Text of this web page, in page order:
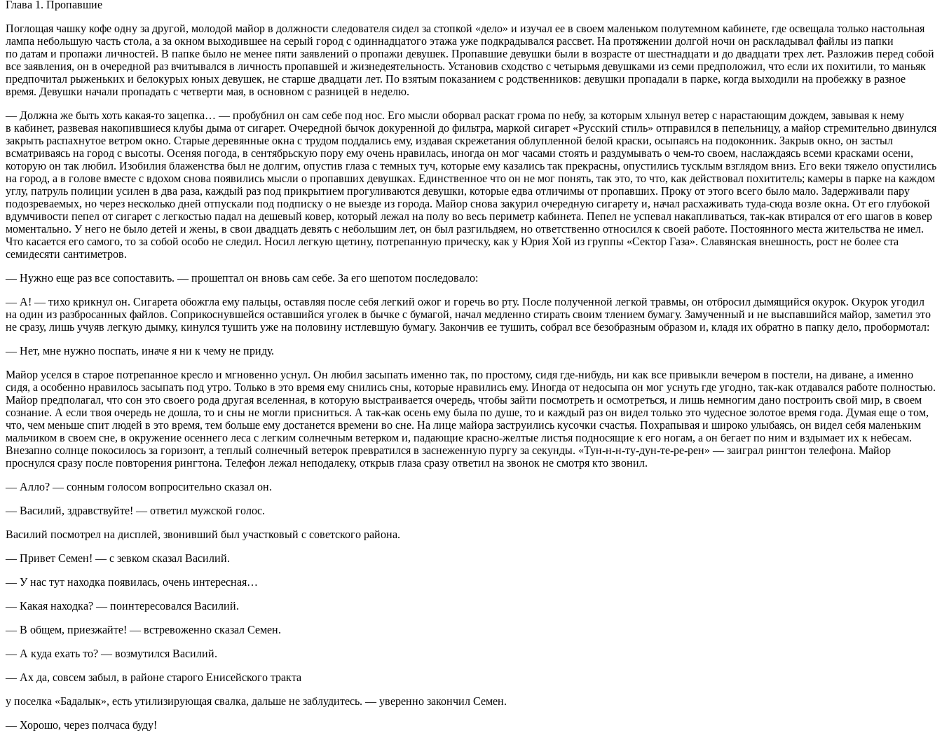
Глава 1. Пропавшие
Поглощая чашку кофе одну за другой, молодой майор в должности следователя сидел за стопкой «дело» и изучал ее в своем маленьком полутемном кабинете, где освещала только настольная
лампа небольшую часть стола, а за окном выходившее на серый город с одиннадцатого этажа уже подкрадывался рассвет. На протяжении долгой ночи он раскладывал файлы из папки
по датам и пропажи личностей. В папке было не менее пяти заявлений о пропажи девушек. Пропавшие девушки были в возрасте от шестнадцати и до двадцати трех лет. Разложив перед собой
все заявления, он в очередной раз вчитывался в личность пропавшей и жизнедеятельность. Установив сходство с четырьмя девушками из семи предположил, что если их похитили, то маньяк
предпочитал рыженьких и белокурых юных девушек, не старше двадцати лет. По взятым показанием с родственников: девушки пропадали в парке, когда выходили на пробежку в разное
время. Девушки начали пропадать с четверти мая, в основном с разницей в неделю.
— Должна же быть хоть какая-то зацепка… — пробубнил он сам себе под нос. Его мысли оборвал раскат грома по небу, за которым хлынул ветер с нарастающим дождем, завывая к нему
в кабинет, развевая накопившиеся клубы дыма от сигарет. Очередной бычок докуренной до фильтра, маркой сигарет «Русский стиль» отправился в пепельницу, а майор стремительно двинулся
закрыть распахнутое ветром окно. Старые деревянные окна с трудом поддались ему, издавая скрежетания облупленной белой краски, осыпаясь на подоконник. Закрыв окно, он застыл
всматриваясь на город с высоты. Осеняя погода, в сентябрьскую пору ему очень нравилась, иногда он мог часами стоять и раздумывать о чем-то своем, наслаждаясь всеми красками осени,
которую он так любил. Изобилия блаженства был не долгим, опустив глаза с темных туч, которые ему казались так прекрасны, опустились тусклым взглядом вниз. Его веки тяжело опустились
на город, а в голове вместе с вдохом снова появились мысли о пропавших девушках. Единственное что он не мог понять, так это, то что, как действовал похититель; камеры в парке на каждом
углу, патруль полиции усилен в два раза, каждый раз под прикрытием прогуливаются девушки, которые едва отличимы от пропавших. Проку от этого всего было мало. Задерживали пару
подозреваемых, но через несколько дней отпускали под подписку о не выезде из города. Майор снова закурил очередную сигарету и, начал расхаживать туда-сюда возле окна. От его глубокой
вдумчивости пепел от сигарет с легкостью падал на дешевый ковер, который лежал на полу во весь периметр кабинета. Пепел не успевал накапливаться, так-как втирался от его шагов в ковер
моментально. У него не было детей и жены, в свои двадцать девять с небольшим лет, он был разгильдяем, но ответственно относился к своей работе. Постоянного места жительства не имел.
Что касается его самого, то за собой особо не следил. Носил легкую щетину, потрепанную прическу, как у Юрия Хой из группы «Сектор Газа». Славянская внешность, рост не более ста
семидесяти сантиметров.
— Нужно еще раз все сопоставить. — прошептал он вновь сам себе. За его шепотом последовало:
— А! — тихо крикнул он. Сигарета обожгла ему пальцы, оставляя после себя легкий ожог и горечь во рту. После полученной легкой травмы, он отбросил дымящийся окурок. Окурок угодил
на один из разбросанных файлов. Соприкоснувшейся оставшийся уголек в бычке с бумагой, начал медленно стирать своим тлением бумагу. Замученный и не выспавшийся майор, заметил это
не сразу, лишь учуяв легкую дымку, кинулся тушить уже на половину истлевшую бумагу. Закончив ее тушить, собрал все безобразным образом и, кладя их обратно в папку дело, пробормотал:
— Нет, мне нужно поспать, иначе я ни к чему не приду.
Майор уселся в старое потрепанное кресло и мгновенно уснул. Он любил засыпать именно так, по простому, сидя где-нибудь, ни как все привыкли вечером в постели, на диване, а именно
сидя, а особенно нравилось засыпать под утро. Только в это время ему снились сны, которые нравились ему. Иногда от недосыпа он мог уснуть где угодно, так-как отдавался работе полностью.
Майор предполагал, что сон это своего рода другая вселенная, в которую выстраивается очередь, чтобы зайти посмотреть и осмотреться, и лишь немногим дано построить свой мир, в своем
сознание. А если твоя очередь не дошла, то и сны не могли присниться. А так-как осень ему была по душе, то и каждый раз он видел только это чудесное золотое время года. Думая еще о том,
что, чем меньше спит людей в это время, тем больше ему достанется времени во сне. На лице майора заструились кусочки счастья. Похрапывая и широко улыбаясь, он видел себя маленьким
мальчиком в своем сне, в окружение осеннего леса с легким солнечным ветерком и, падающие красно-желтые листья подносящие к его ногам, а он бегает по ним и вздымает их к небесам.
Внезапно солнце покосилось за горизонт, а теплый солнечный ветерок превратился в заснеженную пургу за секунды. «Тун-н-н-ту-дун-те-ре-рен» — заиграл рингтон телефона. Майор
проснулся сразу после повторения рингтона. Телефон лежал неподалеку, открыв глаза сразу ответил на звонок не смотря кто звонил.
— Алло? — сонным голосом вопросительно сказал он.
— Василий, здравствуйте! — ответил мужской голос.
Василий посмотрел на дисплей, звонивший был участковый с советского района.
— Привет Семен! — с зевком сказал Василий.
— У нас тут находка появилась, очень интересная…
— Какая находка? — поинтересовался Василий.
— В общем, приезжайте! — встревоженно сказал Семен.
— А куда ехать то? — возмутился Василий.
— Ах да, совсем забыл, в районе старого Енисейского тракта
у поселка «Бадалык», есть утилизирующая свалка, дальше не заблудитесь. — уверенно закончил Семен.
— Хорошо, через полчаса буду!